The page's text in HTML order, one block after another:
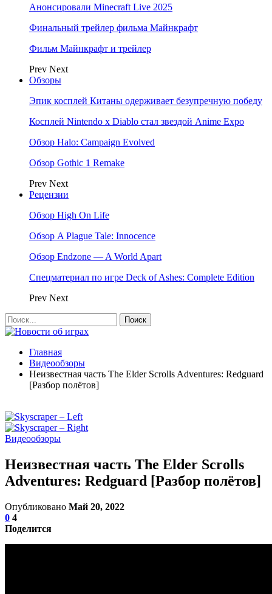
Анонсировали Minecraft Live 2025
Финальный трейлер фильма Майнкрафт
Фильм Майнкрафт и трейлер
Prev Next
Обзоры
Эпик косплей Китаны одерживает безупречную победу
Косплей Nintendo x Diablo стал звездой Anime Expo
Обзор Halo: Campaign Evolved
Обзор Gothic 1 Remake
Prev Next
Рецензии
Обзор High On Life
Обзор A Plague Tale: Innocence
Обзор Endzone — A World Apart
Спецматериал по игре Deck of Ashes: Complete Edition
Prev Next
Главная
Видеообзоры
Неизвестная часть The Elder Scrolls Adventures: Redguard
[Разбор полётов]
Видеообзоры
Неизвестная часть The Elder Scrolls
Adventures: Redguard [Разбор полётов]
Опубликовано Май 20, 2022
0 4
Поделится